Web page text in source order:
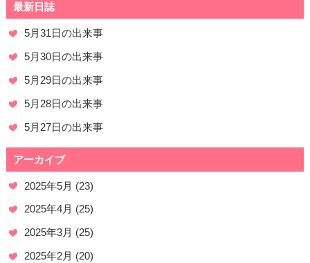
最新日誌
5月31日の出来事
5月30日の出来事
5月29日の出来事
5月28日の出来事
5月27日の出来事
アーカイブ
2025年5月 (23)
2025年4月 (25)
2025年3月 (25)
2025年2月 (20)